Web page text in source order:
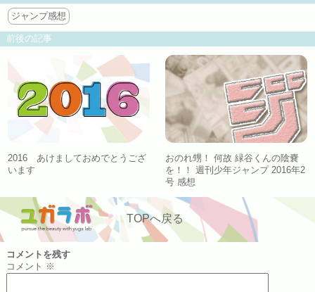
ジャンプ感想
前後の記事
2016 あけましておめでとうござ
います
おのれ甥！ 何故 緑谷くんの陰嚢
を！！ 週刊少年ジャンプ 2016年2
号 感想
TOPへ戻る
コメントを残す
コメント ※